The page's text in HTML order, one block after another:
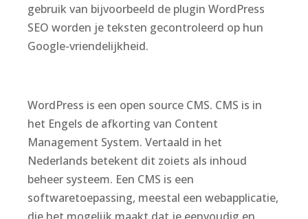
gebruik van bijvoorbeeld de plugin WordPress
SEO worden je teksten gecontroleerd op hun
Google-vriendelijkheid.
WordPress is een open source CMS. CMS is in
het Engels de afkorting van Content
Management System. Vertaald in het
Nederlands betekent dit zoiets als inhoud
beheer systeem. Een CMS is een
softwaretoepassing, meestal een webapplicatie,